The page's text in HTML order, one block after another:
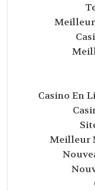
Meilleur
Casino En
Meilleur